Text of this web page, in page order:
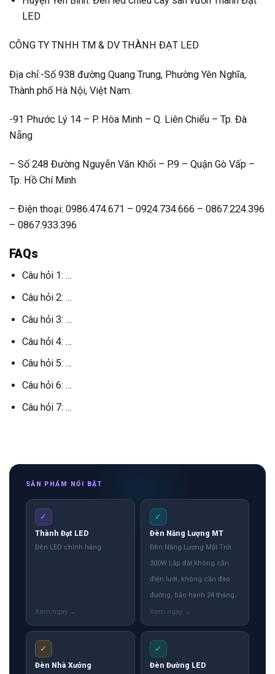
LED
CÔNG TY TNHH TM & DV THÀNH ĐẠT LED
Địa chỉ:-Số 938 đường Quang Trung, Phường Yên Nghĩa,
Thành phố Hà Nội, Việt Nam.
-91 Phước Lý 14 – P. Hòa Minh – Q. Liên Chiểu – Tp. Đà
Nẵng
– Số 248 Đường Nguyễn Văn Khối – P.9 – Quận Gò Vấp –
Tp. Hồ Chí Minh
– Điện thoại: 0986.474.671 – 0924.734.666 – 0867.224.396
– 0867.933.396
FAQs
Câu hỏi 1: …
Câu hỏi 2: …
Câu hỏi 3: …
Câu hỏi 4: …
Câu hỏi 5: …
Câu hỏi 6: …
Câu hỏi 7: …
SẢN PHẨM NỔI BẬT
✓
Thành Đạt LED
Đèn LED chính hãng
✓
Đèn Năng Lượng MT
Đèn Năng Lượng Mặt Trời
300W Lắp đặt không cần
điện lưới, không cần đào
đường, bảo hành 24 tháng.
✓
Đèn Nhà Xưởng
✓
Đèn Đường LED